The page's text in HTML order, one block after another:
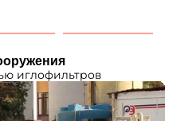
иглофильтров